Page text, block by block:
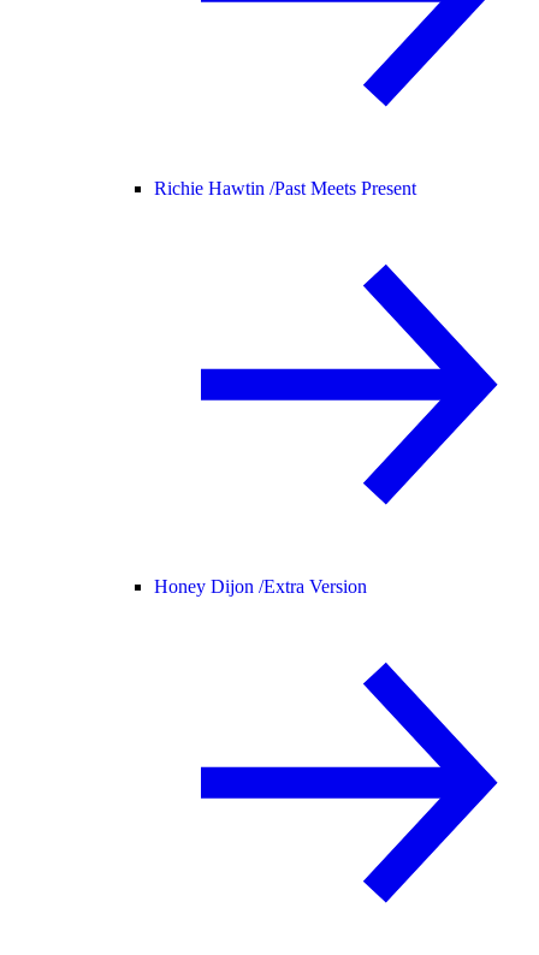
Richie Hawtin /Past Meets Present
Honey Dijon /Extra Version